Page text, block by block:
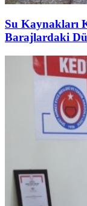
Su Kaynakları
Barajlardaki